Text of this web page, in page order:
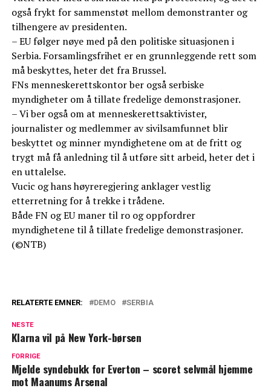
også frykt for sammenstøt mellom demonstranter og
tilhengere av presidenten.
– EU følger nøye med på den politiske situasjonen i
Serbia. Forsamlingsfrihet er en grunnleggende rett som
må beskyttes, heter det fra Brussel.
FNs menneskerettskontor ber også serbiske
myndigheter om å tillate fredelige demonstrasjoner.
– Vi ber også om at menneskerettsaktivister,
journalister og medlemmer av sivilsamfunnet blir
beskyttet og minner myndighetene om at de fritt og
trygt må få anledning til å utføre sitt arbeid, heter det i
en uttalelse.
Vucic og hans høyreregjering anklager vestlig
etterretning for å trekke i trådene.
Både FN og EU maner til ro og oppfordrer
myndighetene til å tillate fredelige demonstrasjoner.
(©NTB)
RELATERTE EMNER: DEMO SERBIA
NESTE
Klarna vil på New York-børsen
FORRIGE
Mjelde syndebukk for Everton – scoret selvmål hjemme
mot Maanums Arsenal